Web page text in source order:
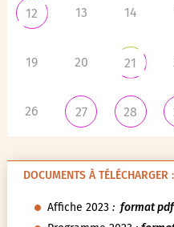
12 13 14
19 20 21
26 27 28
DOCUMENTS À TÉLÉCHARGER :
Affiche 2023: format pdf